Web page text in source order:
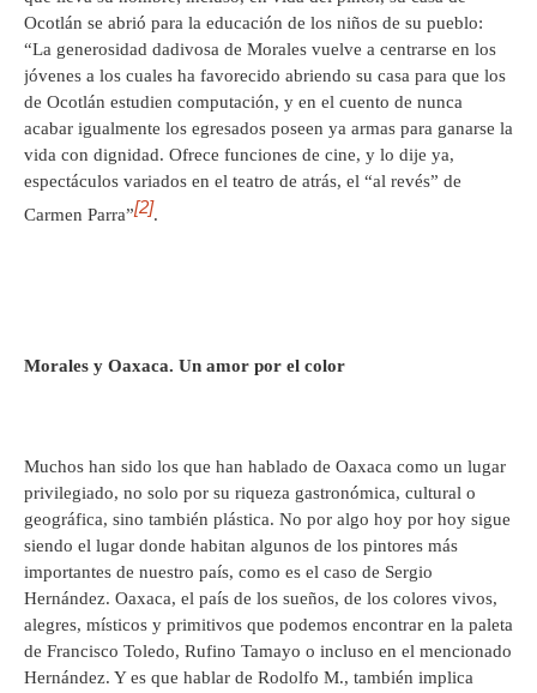
Ocotlán se abrió para la educación de los niños de su pueblo:
“La generosidad dadivosa de Morales vuelve a centrarse en los
jóvenes a los cuales ha favorecido abriendo su casa para que los
de Ocotlán estudien computación, y en el cuento de nunca
acabar igualmente los egresados poseen ya armas para ganarse la
vida con dignidad. Ofrece funciones de cine, y lo dije ya,
espectáculos variados en el teatro de atrás, el “al revés” de
Carmen Parra”[2].
Morales y Oaxaca. Un amor por el color
Muchos han sido los que han hablado de Oaxaca como un lugar
privilegiado, no solo por su riqueza gastronómica, cultural o
geográfica, sino también plástica. No por algo hoy por hoy sigue
siendo el lugar donde habitan algunos de los pintores más
importantes de nuestro país, como es el caso de Sergio
Hernández. Oaxaca, el país de los sueños, de los colores vivos,
alegres, místicos y primitivos que podemos encontrar en la paleta
de Francisco Toledo, Rufino Tamayo o incluso en el mencionado
Hernández. Y es que hablar de Rodolfo M., también implica